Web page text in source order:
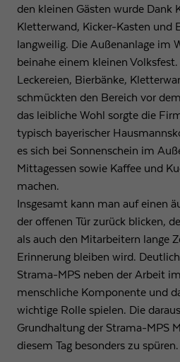
den kleinen Gästen wurde Dank
Kletterwand, Kicker-Kasten und
langweilig. Die Außenanlage im
beinahe einem kleinen
Leckereien, Bierbänke,
schmückten den Bereich vor
das leibliche Wohl sorgte die
typisch bayerischer
es sich bei Sonnenschein im
Mittagessen sowie Kaffee und
machen.
Insgesamt kann man auf einen
der offenen Tür zurück blicken,
als auch den Mitarbeitern lange
Erinnerung bleiben wird.
Strama-MPS neben der Arbeit
menschliche Komponente und
wichtige Rolle spielen. Die
Grundhaltung der Strama-MPS
diesem Tag besonders zu spüren.